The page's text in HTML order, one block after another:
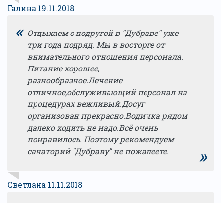
Галина 19.11.2018
« Отдыхаем с подругой в "Дубраве" уже
три года подряд. Мы в восторге от
внимательного отношения персонала.
Питание хорошее,
разнообразное.Лечение
отличное,обслуживающий персонал на
процедурах вежливый.Досуг
организован прекрасно.Водичка рядом
далеко ходить не надо.Всё очень
понравилось. Поэтому рекомендуем
санаторий "Дубраву" не пожалеете.
»
Светлана 11.11.2018